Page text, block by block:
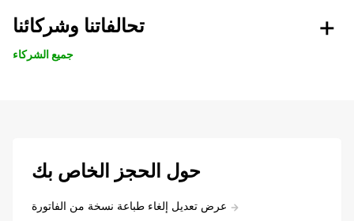
تحالفاتنا وشركائنا
جميع الشركاء
حول الحجز الخاص بك
عرض تعديل إلغاء طباعة نسخة من الفاتورة